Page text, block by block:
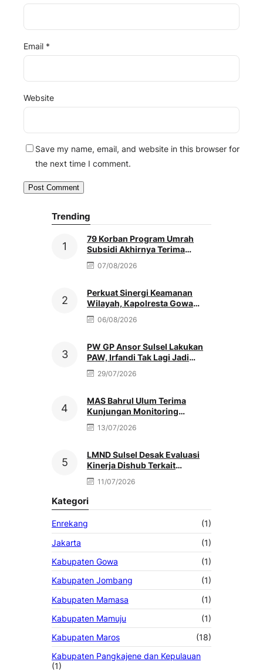
Email *
Website
Save my name, email, and website in this browser for
the next time I comment.
Trending
79 Korban Program Umrah
Subsidi Akhirnya Terima
Refund Penuh, Nenek Sutinah
Tak Kuasa Menahan Haru
07/08/2026
Perkuat Sinergi Keamanan
Wilayah, Kapolresta Gowa
Baru Silaturahmi Ke Kediaman
Ketua PCNU
06/08/2026
PW GP Ansor Sulsel Lakukan
PAW, Irfandi Tak Lagi Jadi
Pengurus
29/07/2026
MAS Bahrul Ulum Terima
Kunjungan Monitoring
MATAMUDA Ketua Pokjawas
Madrasah Nasional
13/07/2026
LMND Sulsel Desak Evaluasi
Kinerja Dishub Terkait
Kemacetan Akibat Truk Berat &
Antrean Solar
11/07/2026
Kategori
Enrekang
(1)
Jakarta
(1)
Kabupaten Gowa
(1)
Kabupaten Jombang
(1)
Kabupaten Mamasa
(1)
Kabupaten Mamuju
(1)
Kabupaten Maros
(18)
Kabupaten Pangkajene dan Kepulauan
(1)